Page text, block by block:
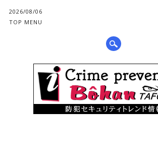
2026/08/06
TOP MENU